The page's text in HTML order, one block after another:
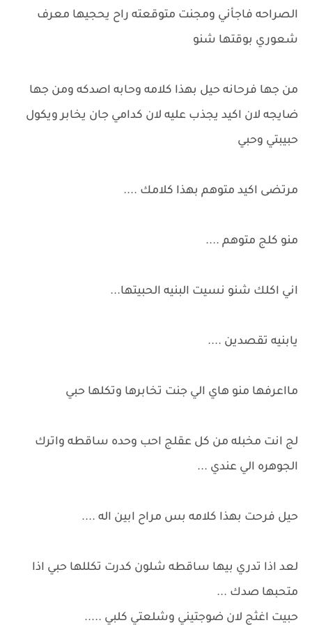
الصراحه فاجأني ومجنت متوقعته راح يحجيها معرف
شعوري بوقتها شنو
من جها فرحانه حيل بهذا كلامه وحابه اصدكه ومن جها
ضايجه لان اكيد يجذب عليه لان كدامي جان يخابر ويكول
حبيبتي وحبي
مرتضى اكيد متوهم بهذا كلامك ....
منو كلج متوهم ....
اني اكلك شنو نسيت البنيه الحبيتها...
يابنيه تقصدين ....
مااعرفها منو هاي الي جنت تخابرها وتكلها حبي
لج انت مخبله من كل عقلج احب وحده ساقطه واترك
الجوهره الي عندي ...
حيل فرحت بهذا كلامه بس مراح ابين اله ....
لعد اذا تدري بيها ساقطه شلون كدرت تكللها حبي اذا
متحبها صدك ...
حبيت اغثج لان ضوجتيني وشلعتي كلبي .....